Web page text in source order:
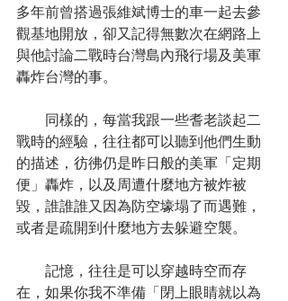
多年前曾搭過張維斌博士的車一起去參
觀基地開放，卻又記得無數次在網路上
與他討論二戰時台灣島內飛行場及美軍
轟炸台灣的事。
同樣的，每當我跟一些耆老談起二
戰時的經驗，往往都可以聽到他們生動
的描述，彷彿仍是昨日般的美軍「定期
便」轟炸，以及周遭什麼地方被炸被
毀，誰誰誰又因為防空壕塌了而遇難，
或者是疏開到什麼地方去躲避空襲。
記憶，往往是可以穿越時空而存
在，如果你我不準備「閉上眼睛就以為